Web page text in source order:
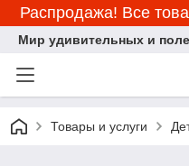
Распродажа! Все
Мир удивительных и
Товары и услуги